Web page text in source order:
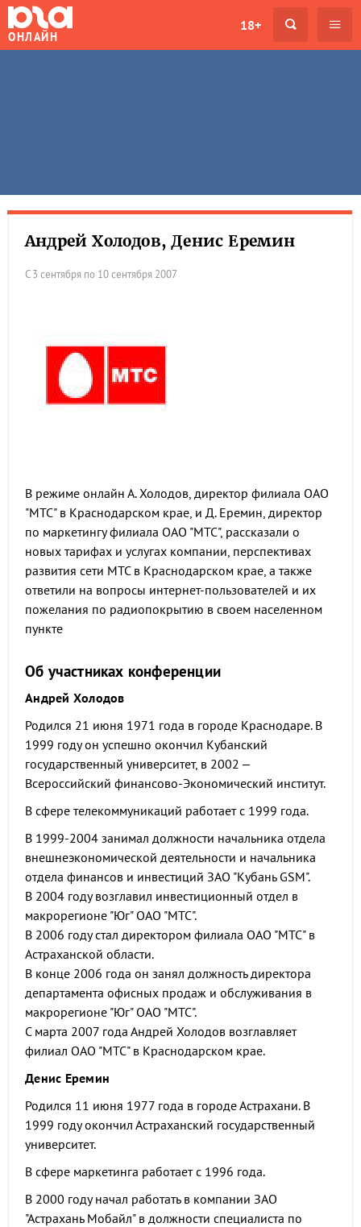
ОНЛАЙН
18+
Андрей Холодов, Денис Еремин
С 3 сентября по 10 сентября 2007
В режиме онлайн А. Холодов, директор филиала ОАО
"МТС" в Краснодарском крае, и Д. Еремин, директор
по маркетингу филиала ОАО "МТС", рассказали о
новых тарифах и услугах компании, перспективах
развития сети МТС в Краснодарском крае, а также
ответили на вопросы интернет-пользователей и их
пожелания по радиопокрытию в своем населенном
пункте
Об участниках конференции
Андрей Холодов
Родился 21 июня 1971 года в городе Краснодаре. В
1999 году он успешно окончил Кубанский
государственный университет, в 2002 –
Всероссийский финансово-Экономический институт.
В сфере телекоммуникаций работает с 1999 года.
В 1999-2004 занимал должности начальника отдела
внешнеэкономической деятельности и начальника
отдела финансов и инвестиций ЗАО "Кубань GSM".
В 2004 году возглавил инвестиционный отдел в
макрорегионе "Юг" ОАО "МТС".
В 2006 году стал директором филиала ОАО "МТС" в
Астраханской области.
В конце 2006 года он занял должность директора
департамента офисных продаж и обслуживания в
макрорегионе "Юг" ОАО "МТС".
С марта 2007 года Андрей Холодов возглавляет
филиал ОАО "МТС" в Краснодарском крае.
Денис Еремин
Родился 11 июня 1977 года в городе Астрахани. В
1999 году окончил Астраханский государственный
университет.
В сфере маркетинга работает с 1996 года.
В 2000 году начал работать в компании ЗАО
"Астрахань Мобайл" в должности специалиста по